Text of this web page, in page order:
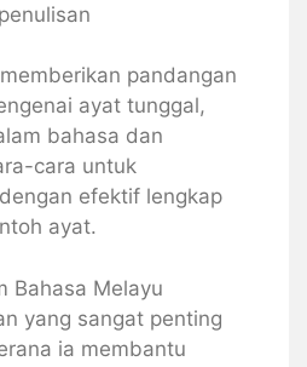
pandangan
ayat tunggal,
bahasa dan
cara untuk
efektif lengkap
ayat.
Bahasa Melayu
yang sangat penting
ia membantu